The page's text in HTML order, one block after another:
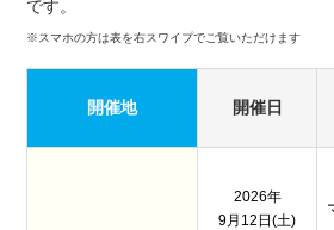
です。
※スマホの方は表を右スワイプでご覧いただけます
開催地 開催日
2026年
9月12日(土)